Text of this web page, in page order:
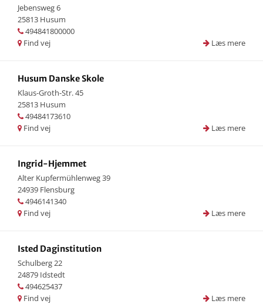
Jebensweg 6
25813 Husum
494841800000
Læs mere
Find vej
Husum Danske Skole
Klaus-Groth-Str. 45
25813 Husum
49484173610
Læs mere
Find vej
Ingrid-Hjemmet
Alter Kupfermühlenweg 39
24939 Flensburg
4946141340
Læs mere
Find vej
Isted Daginstitution
Schulberg 22
24879 Idstedt
494625437
Læs mere
Find vej